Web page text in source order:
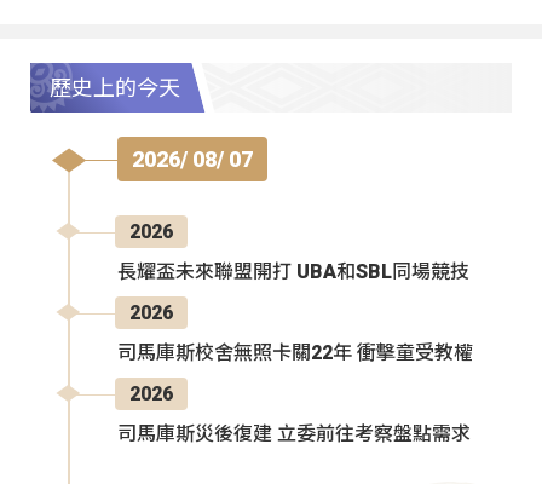
歷史上的今天
2026/ 08/ 07
2026
長耀盃未來聯盟開打 UBA和SBL同場競技
2026
司馬庫斯校舍無照卡關22年 衝擊童受教權
2026
司馬庫斯災後復建 立委前往考察盤點需求